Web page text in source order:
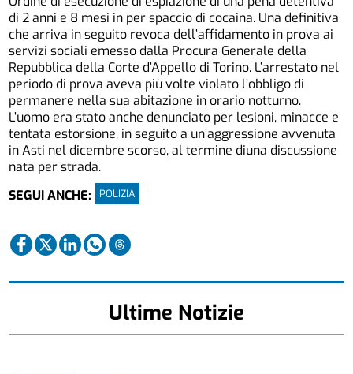
di 2 anni e 8 mesi in per spaccio di cocaina. Una definitiva
che arriva in seguito revoca dell’affidamento in prova ai
servizi sociali emesso dalla Procura Generale della
Repubblica della Corte d’Appello di Torino. L’arrestato nel
periodo di prova aveva più volte violato l’obbligo di
permanere nella sua abitazione in orario notturno.
L’uomo era stato anche denunciato per lesioni, minacce e
tentata estorsione, in seguito a un’aggressione avvenuta
in Asti nel dicembre scorso, al termine diuna discussione
nata per strada.
SEGUI ANCHE:
POLIZIA
Ultime Notizie